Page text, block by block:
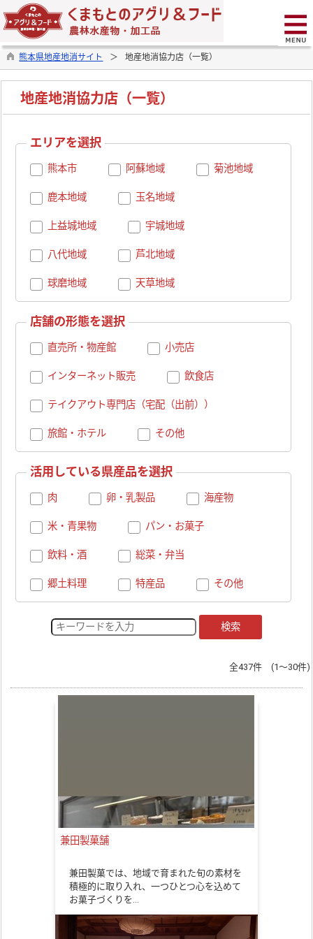
熊本県地産地消サイト 地産地消協力店（一覧）
地産地消協力店（一覧）
エリアを選択
熊本市 阿蘇地域 菊池地域
鹿本地域 玉名地域
上益城地域 宇城地域
八代地域 芦北地域
球磨地域 天草地域
店舗の形態を選択
直売所・物産館 小売店
インターネット販売 飲食店
テイクアウト専門店（宅配（出前））
旅館・ホテル その他
活用している県産品を選択
肉 卵・乳製品 海産物
米・青果物 パン・お菓子
飲料・酒 総菜・弁当
郷土料理 特産品 その他
検索
全437件 (1～30件)
兼田製菓舗
兼田製菓では、地域で育まれた旬の素材を
積極的に取り入れ、一つひとつ心を込めて
お菓子づくりを…